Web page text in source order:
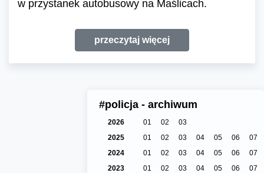
w przystanek autobusowy na Maślicach.
przeczytaj więcej
#policja - archiwum
2026 01 02
03
2025
01 02 03 04 05 06
07
2024
01 02 03 04 05 06
07
2023
01 02 03 04 05 06
07